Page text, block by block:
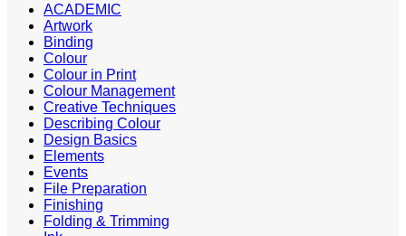
ACADEMIC
Artwork
Binding
Colour
Colour in Print
Colour Management
Creative Techniques
Describing Colour
Design Basics
Elements
Events
File Preparation
Finishing
Folding & Trimming